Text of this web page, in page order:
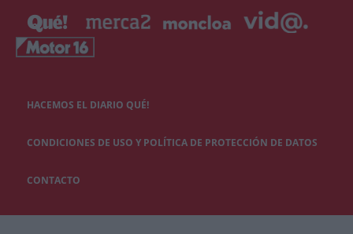
HACEMOS EL DIARIO QUÉ!
CONDICIONES DE USO Y POLÍTICA DE PROTECCIÓN DE DATOS
CONTACTO